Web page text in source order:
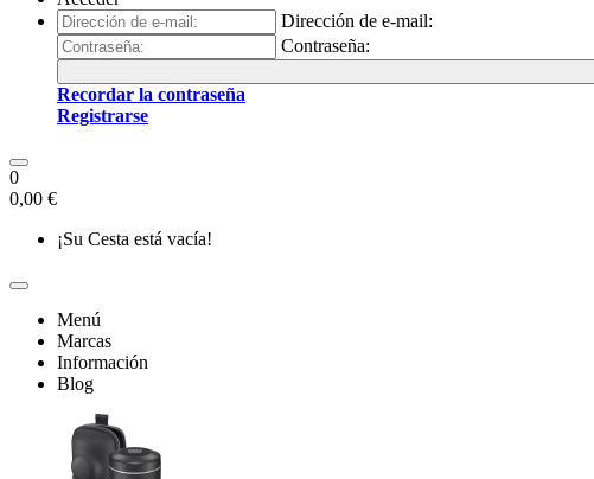
Dirección de e-mail:
Contraseña:
Recordar la contraseña
Registrarse
0
0,00 €
¡Su Cesta está vacía!
Menú
Marcas
Información
Blog